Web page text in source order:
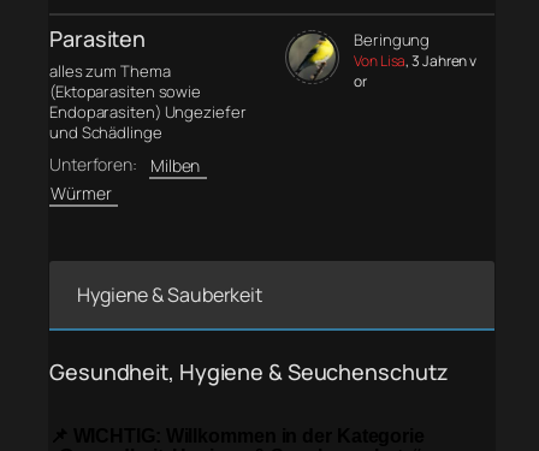
Parasiten
alles zum Thema
(Ektoparasiten sowie
Endoparasiten) Ungeziefer
und Schädlinge
Unterforen:
Milben
Würmer
Beringung
Von Lisa, 3 Jahren v
or
Hygiene & Sauberkeit
Gesundheit, Hygiene & Seuchenschutz